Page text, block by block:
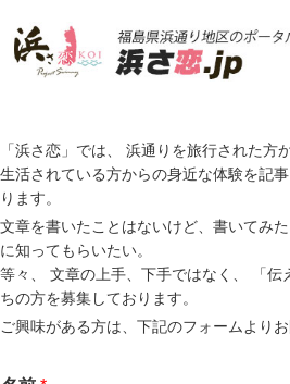
「浜さ恋」では、 浜通りを旅行された方
生活されている方からの身近な体験を記
ります。
文章を書いたことはないけど、書いてみ
に知ってもらいたい。
等々、 文章の上手、下手ではなく、 「伝
ちの方を募集しております。
ご興味がある方は、下記のフォームよりお